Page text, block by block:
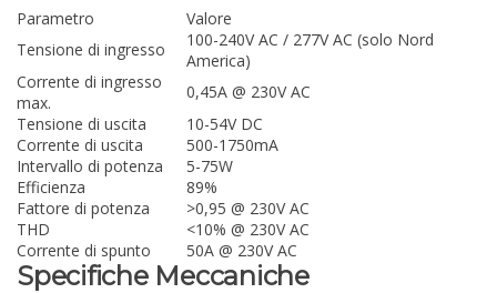
Parametro
Valore
Tensione di ingresso
100-240V AC / 277V AC (solo Nord
America)
Corrente di ingresso
max.
0,45A @ 230V AC
Tensione di uscita
10-54V DC
Corrente di uscita
500-1750mA
Intervallo di potenza
5-75W
Efficienza
89%
Fattore di potenza
>0,95 @ 230V AC
THD
<10% @ 230V AC
Corrente di spunto
50A @ 230V AC
Specifiche Meccaniche